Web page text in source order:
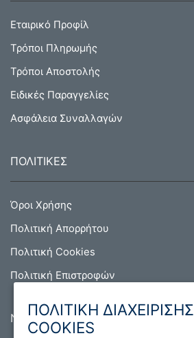
Εταιρικό Προφίλ
Τρόποι Πληρωμής
Τρόποι Αποστολής
Ειδικές Παραγγελίες
Ασφάλεια Συναλλαγών
ΠΟΛΙΤΙΚΕΣ
Όροι Χρήσης
Πολιτική Απορρήτου
Πολιτική Cookies
Πολιτική Επιστροφών
NEWSLETTER
ΠΟΛΙΤΙΚΗ ΔΙΑΧΕΙΡΙΣΗΣ
COOKIES